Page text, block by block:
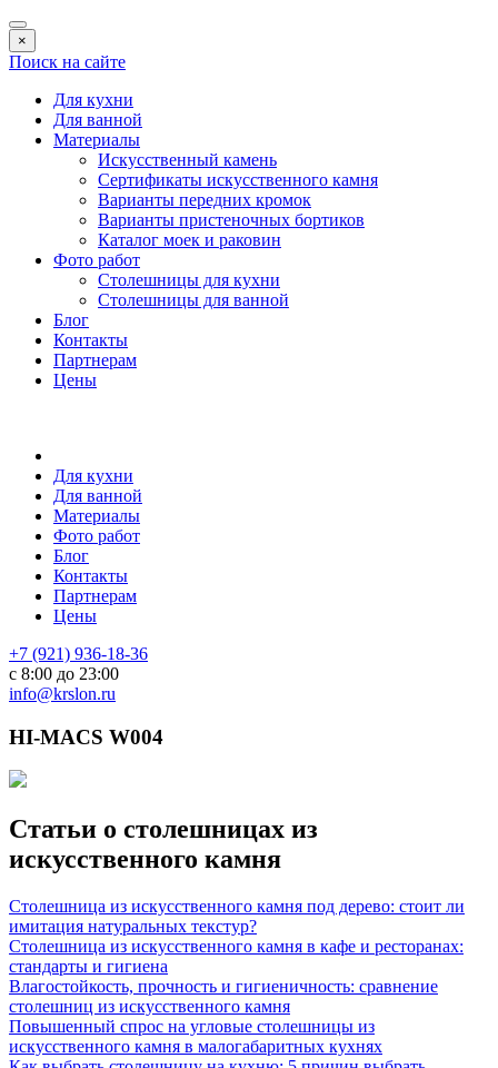
×
Поиск на сайте
Для кухни
Для ванной
Материалы
Искусственный камень
Сертификаты искусственного камня
Варианты передних кромок
Варианты пристеночных бортиков
Каталог моек и раковин
Фото работ
Столешницы для кухни
Столешницы для ванной
Блог
Контакты
Партнерам
Цены
Для кухни
Для ванной
Материалы
Фото работ
Блог
Контакты
Партнерам
Цены
+7 (921) 936-18-36
с 8:00 до 23:00
info@krslon.ru
HI-MACS W004
Статьи о столешницах из
искусственного камня
Столешница из искусственного камня под дерево: стоит ли
имитация натуральных текстур?
Столешница из искусственного камня в кафе и ресторанах:
стандарты и гигиена
Влагостойкость, прочность и гигиеничность: сравнение
столешниц из искусственного камня
Повышенный спрос на угловые столешницы из
искусственного камня в малогабаритных кухнях